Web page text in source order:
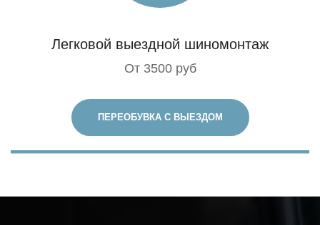
Легковой выездной шиномонтаж
От 3500 руб
ПЕРЕОБУВКА С ВЫЕЗДОМ